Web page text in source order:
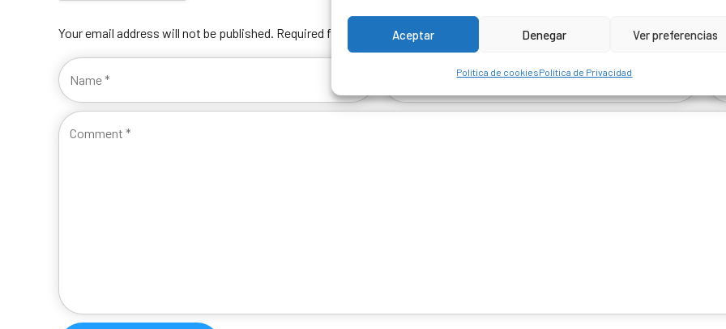
Aceptar Denegar Ver preferencias
Política de cookiesPolítica de Privacidad
Your email address will not be published. Required fields are marked *